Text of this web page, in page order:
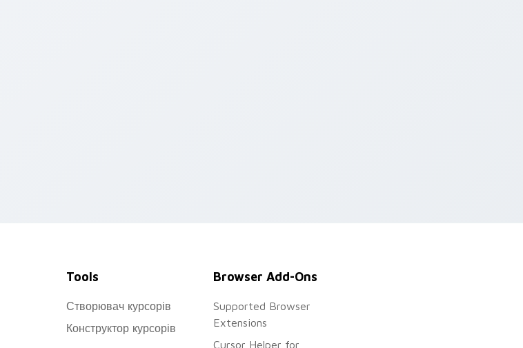
Tools
Створювач курсорів
Конструктор курсорів
Browser Add-Ons
Supported Browser
Extensions
Cursor Helper for